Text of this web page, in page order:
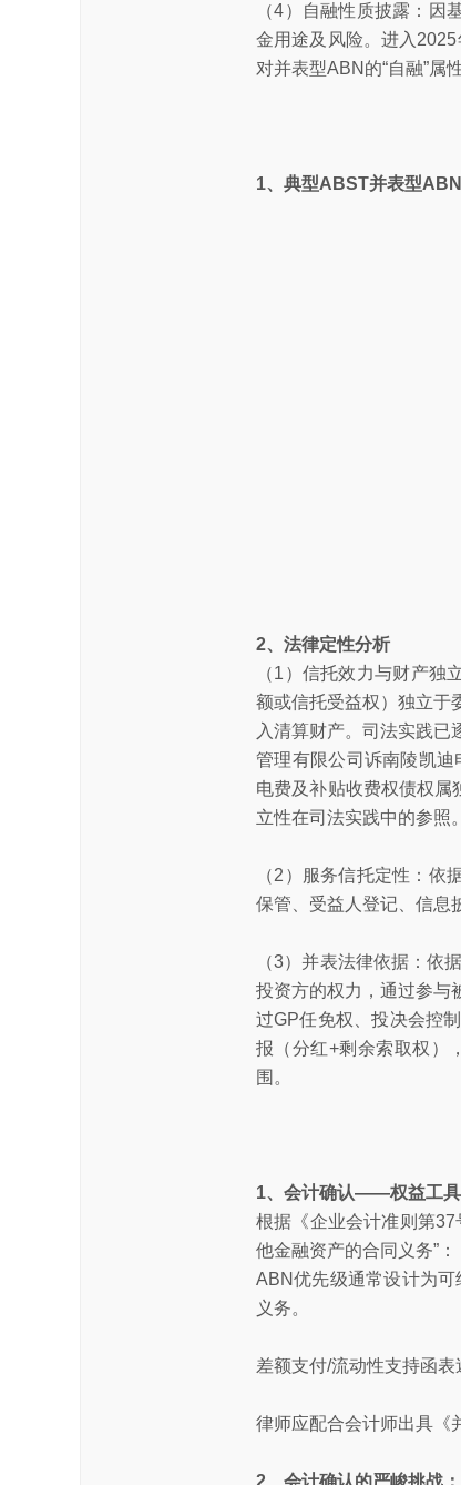
（4）自融性质披露：因
金用途及风险。进入
对并表型ABN的“自融”属
1、典型ABST并表型
2、法律定性分析
（1）信托效力与财产
额或信托受益权）独立于
入清算财产。司法实践
管理有限公司诉南陵凯
电费及补贴收费权债权
立性在司法实践中的参照
（2）服务信托定性：
保管、受益人登记、信息
（3）并表法律依据：
投资方的权力，通过参与
过GP任免权、投决会控
报（分红+剩余索取权）
围。
1、会计确认——权益工具
根据《企业会计准则第
他金融资产的合同义务”：
ABN优先级通常设计为
义务。
差额支付/流动性支持函表
律师应配合会计师出具《
2、会计确认的严峻挑战